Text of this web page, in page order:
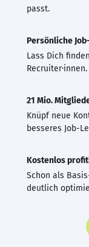
passt.
Persönliche
Lass Dich
Recruiter·innen.
21 Mio.
Knüpf neue
besseres Job-
Kostenlos
Schon als
deutlich